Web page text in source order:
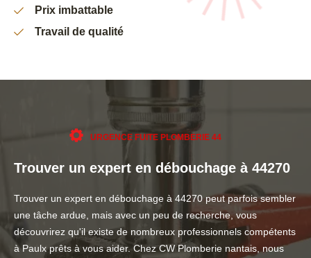
Prix imbattable
Travail de qualité
URGENCE FUITE PLOMBERIE 44
Trouver un expert en débouchage à 44270
Trouver un expert en débouchage à 44270 peut parfois sembler
une tâche ardue, mais avec un peu de recherche, vous
découvrirez qu'il existe de nombreux professionnels compétents
à Paulx prêts à vous aider. Chez CW Plomberie nantais, nous